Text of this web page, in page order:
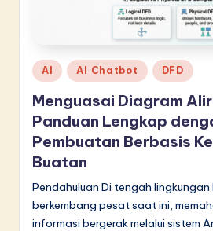
n
si
a
n
-
L
Posted
in
AI AI Chatbot DFD
Menguasai Diagram
Panduan Lengkap
Pembuatan Berbasis
Buatan
Pendahuluan Di tengah
berkembang pesat saat ini,
informasi bergerak melalui sistem